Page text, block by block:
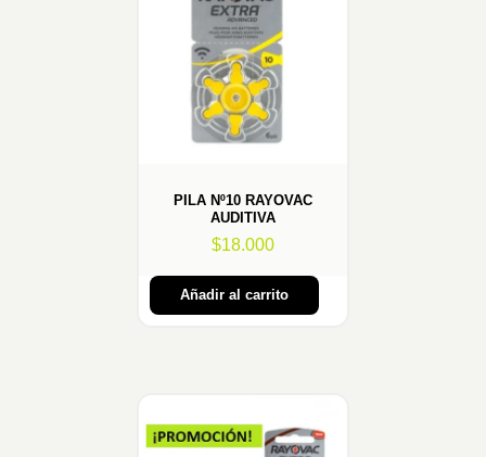
PILA Nº10 RAYOVAC
AUDITIVA
$18.000
Añadir al carrito